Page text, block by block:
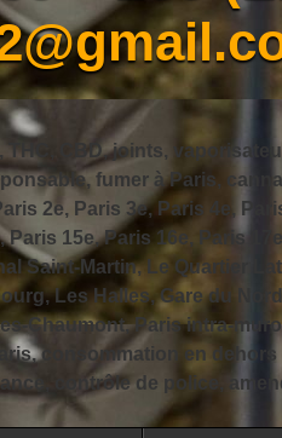
CBD, joints,
fumer à Paris,
2e, Paris 3e, Paris 4e,
15e, Paris 16e, Paris
Saint-Martin, Le Quartier
Les Halles, Gare du
Chaumont, Paris intra-
consommation en dehors
contrôle de police,